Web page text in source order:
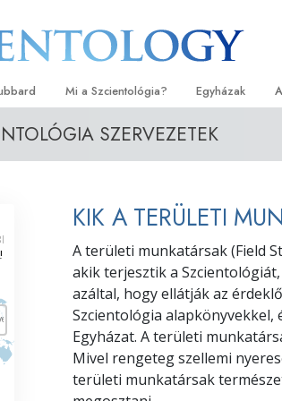
Mi a Szcientológia?
Hittételek és gyakorlatok
Mit mondanak a szcientológusok
a Szcientológiáról?
Ismerjen meg egy szcientológust!
Látogatás egy egyházban
A Szcientológia alapelvei
Bevezetés a Dianetikába
Egyházak
Egyházkereső
Haladó
Flag
Freewinds
Eljuttatjuk a
SZERVEZETEK
KIK A TERÜLETI
A területi munkatársak (Field
akik terjesztik a
azáltal, hogy ellátják az
Szcientológia alapkönyvekkel,
Egyházat. A területi
Mivel rengeteg szellemi
területi munkatársak